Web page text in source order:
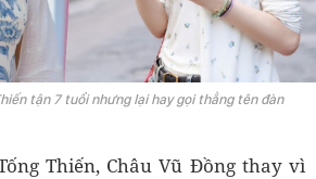
tận 7 tuổi nhưng lại hay gọi thẳng tên đàn
Thiến, Châu Vũ Đồng thay vì